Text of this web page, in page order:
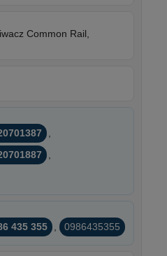
Common Rail,
435 355 0986435355